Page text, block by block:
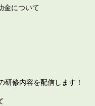
金について
研修内容を配信します！